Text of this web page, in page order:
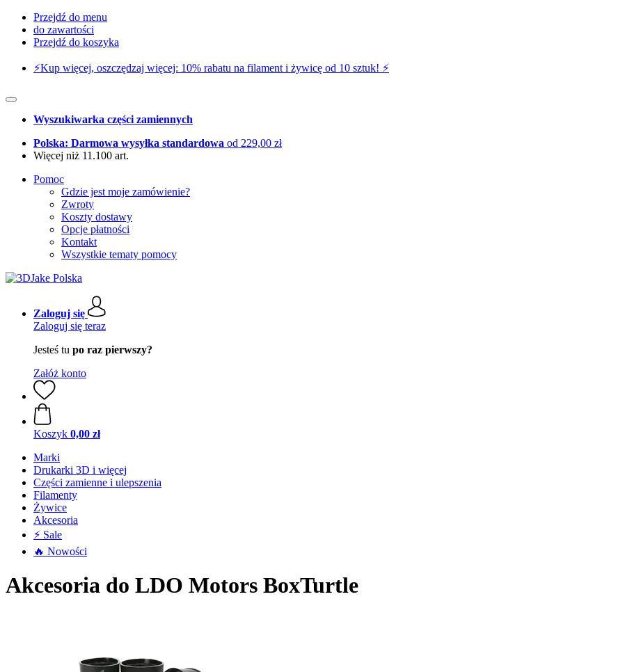
Przejdź do menu
do zawartości
Przejdź do koszyka
⚡️Kup więcej, oszczędzaj więcej: 10% rabatu na filament i żywicę od 10 sztuk! ⚡️
Wyszukiwarka części zamiennych
Polska: Darmowa wysyłka standardowa od 229,00 zł
Więcej niż 11.100 art.
Pomoc
Gdzie jest moje zamówienie?
Zwroty
Koszty dostawy
Opcje płatności
Kontakt
Wszystkie tematy pomocy
Zaloguj się
Zaloguj się teraz
Jesteś tu po raz pierwszy?
Załóż konto
Koszyk 0,00 zł
Marki
Drukarki 3D i więcej
Części zamienne i ulepszenia
Filamenty
Żywice
Akcesoria
⚡ Sale
🔥 Nowości
Akcesoria do LDO Motors BoxTurtle